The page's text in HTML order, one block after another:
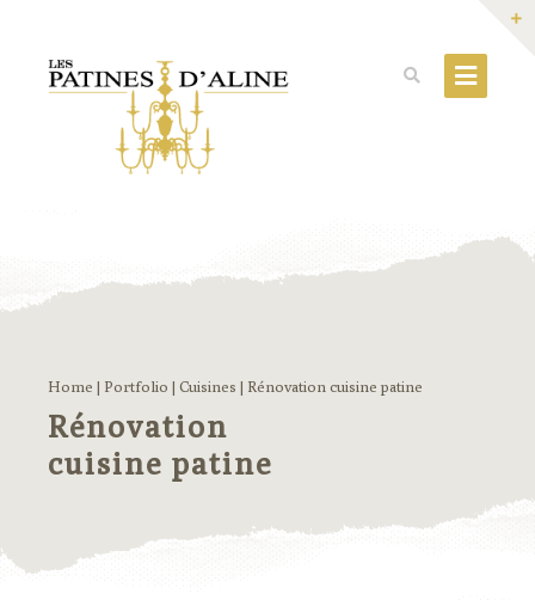
Home | Portfolio | Cuisines | Rénovation cuisine patine
Rénovation
cuisine patine